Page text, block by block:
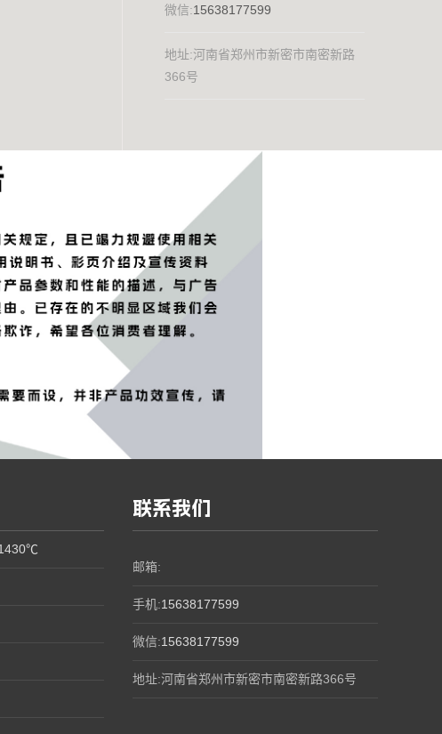
微信:15638177599
地址:河南省郑州市新密市南密新路
366号
联系我们
邮箱:
手机:15638177599
微信:15638177599
地址:河南省郑州市新密市南密新路366号